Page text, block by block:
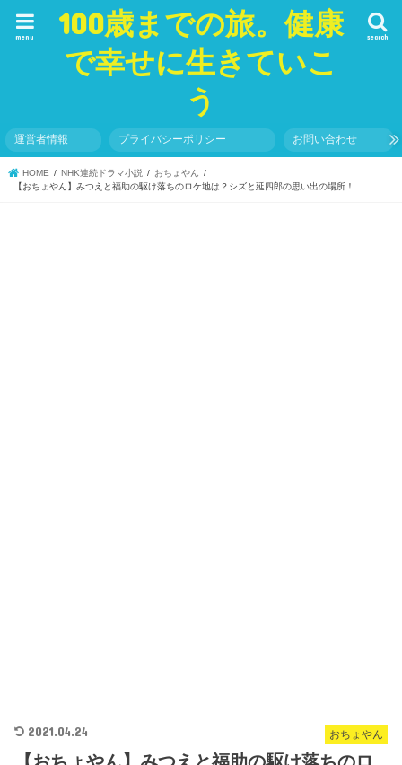
100歳までの旅。健康
で幸せに生きていこ
う
search
menu
運営者情報 プライバシーポリシー お問い合わせ
HOME NHK連続ドラマ小説
おちょやん
【おちょやん】みつえと福助の駆け落ちのロケ地は？シズと延四郎の思い出の場所！
おちょやん
2021.04.24